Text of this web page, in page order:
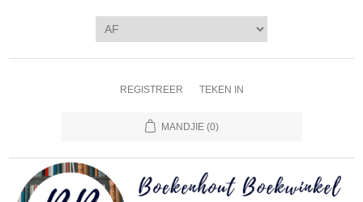
REGISTREER TEKEN IN
MANDJIE (0)